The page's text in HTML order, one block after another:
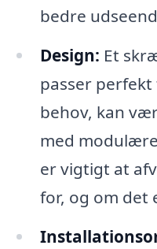
bedre
Design: Et
passer
behov, kan
med
er vigtigt at
for, og om det